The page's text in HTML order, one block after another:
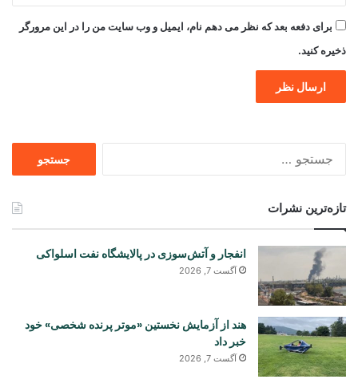
برای دفعه بعد که نظر می دهم نام، ایمیل و وب سایت من را در این مرورگر
ذخیره کنید.
تازه‌ترین نشرات
انفجار و آتش‌سوزی در پالایشگاه نفت اسلواکی
آگست 7, 2026
هند از آزمایش نخستین «موتر پرنده شخصی» خود
خبر داد
آگست 7, 2026